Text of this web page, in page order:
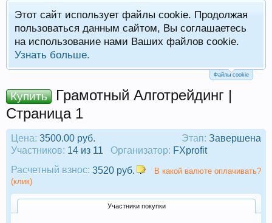
Этот сайт использует файлы cookie. Продолжая
пользоваться данным сайтом, Вы соглашаетесь
на использование нами Ваших файлов cookie.
Узнать больше.
Файлы cookie
Купить
Грамотный Алготрейдинг |
Страница 1
Этап: Завершена
Цена: 3500.00 руб.
Участников: 14 из 11 Организатор: FXprofit
Расчетный взнос: 3520 руб.
В какой валюте оплачивать?
(клик)
Участники покупки